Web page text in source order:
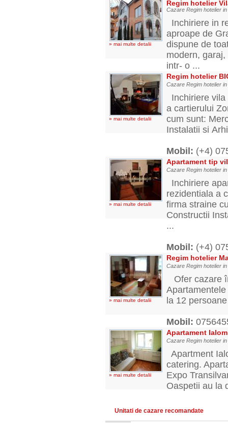
» mai multe detalii
Regim hotelier
Cazare Regim hotelier
Inchiriere in
aproape de
dispune de
modern,
intr- o ...
» mai multe detalii
Regim hotelier
Cazare Regim hotelier
Inchiriere
a cartierului
cum sunt:
Instalatii si
Mobil: (+4)
» mai multe detalii
Apartament tip
Cazare Regim hotelier
Inchiriere
rezidentiala a
firma straine
Constructii
...
Mobil: (+4)
» mai multe detalii
Regim hotelier
Cazare Regim hotelier
Ofer cazare
la 12
Mobil:
» mai multe detalii
Apartament
Cazare Regim hotelier
Apartment
catering.
Expo
Oaspetii au la
Unitati de cazare recomandate